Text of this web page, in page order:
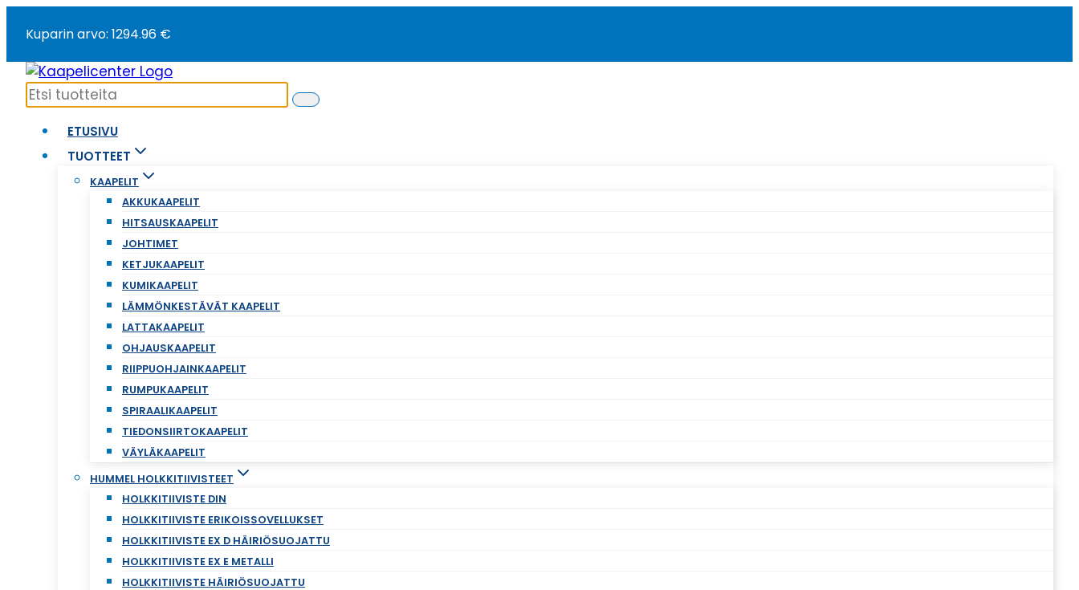
sisältöön
Kuparin arvo: 1294.96 €
ETUSIVU
TUOTTEET
KAAPELIT
AKKUKAAPELIT
HITSAUSKAAPELIT
JOHTIMET
KETJUKAAPELIT
KUMIKAAPELIT
LÄMMÖNKESTÄVÄT KAAPELIT
LATTAKAAPELIT
OHJAUSKAAPELIT
RIIPPUOHJAINKAAPELIT
RUMPUKAAPELIT
SPIRAALIKAAPELIT
TIEDONSIIRTOKAAPELIT
VÄYLÄKAAPELIT
HUMMEL HOLKKITIIVISTEET
HOLKKITIIVISTE DIN
HOLKKITIIVISTE ERIKOISSOVELLUKSET
HOLKKITIIVISTE EX D HÄIRIÖSUOJATTU
HOLKKITIIVISTE EX E METALLI
HOLKKITIIVISTE HÄIRIÖSUOJATTU